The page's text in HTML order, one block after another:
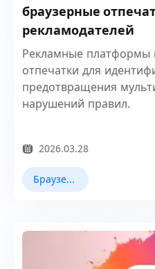
браузерные
рекламодателей
Рекламные платформы
отпечатки для
предотвращения
нарушений правил.
2026.03.28
Браузерное отпечаток